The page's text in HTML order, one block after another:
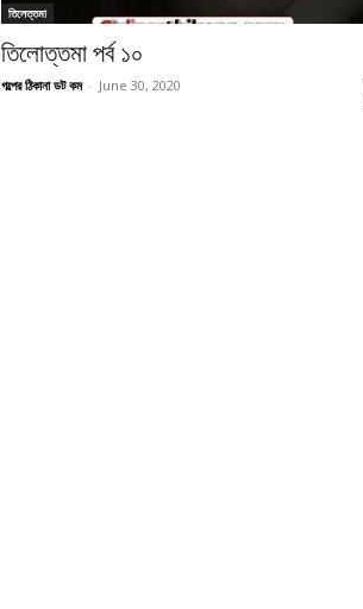
তিলেত্তমা
তিলোত্তমা পর্ব ১০
গল্পের ঠিকানা ডট কম - June 30, 2020